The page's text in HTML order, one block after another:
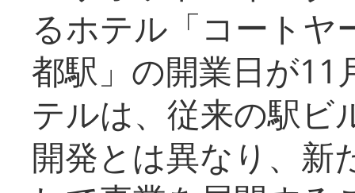
るホテル「コートヤ
都駅」の開業日が11
テルは、従来の駅ビ
開発とは異なり、新